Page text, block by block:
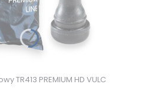
TR413 PREMIUM HD VULC